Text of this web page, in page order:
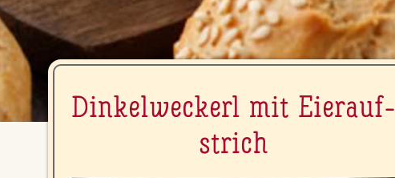
Din­kel­we­ckerl mit Ei­er­auf­
strich